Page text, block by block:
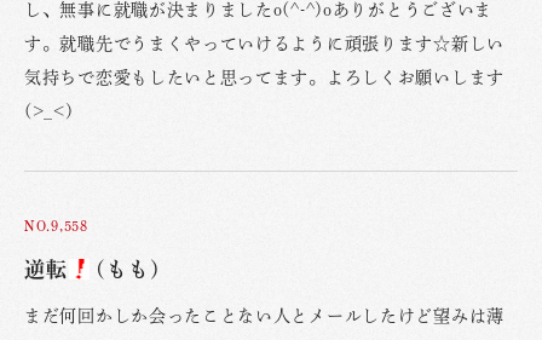
し、無事に就職が決まりましたo(^-^)oありがとうございま
す。就職先でうまくやっていけるように頑張ります☆新しい
気持ちで恋愛もしたいと思ってます。よろしくお願いします
(>_<)
NO.9,558
逆転 (もも)
まだ何回かしか会ったことない人とメールしたけど望みは薄